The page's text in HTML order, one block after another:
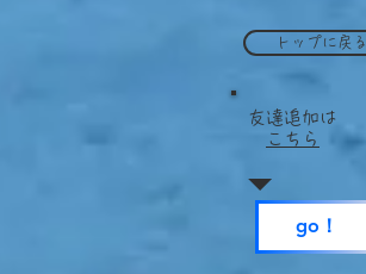
トップに戻る
​友達追加は
こちら
go！